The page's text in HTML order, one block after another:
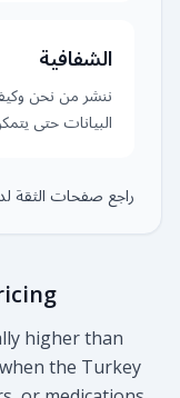
الشفافية
ننشر من نحن
البيانات حتى
راجع صفحات الثقة
higher than
the Turkey